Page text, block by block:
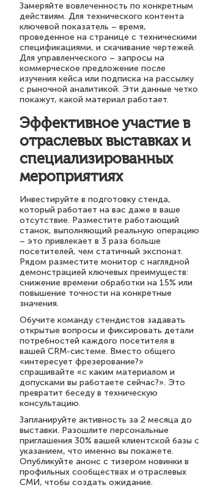
Замеряйте вовлеченность по конкретным
действиям. Для технического контента
ключевой показатель – время,
проведенное на странице с техническими
спецификациями, и скачивание чертежей.
Для управленческого – запросы на
коммерческое предложение после
изучения кейса или подписка на рассылку
с рыночной аналитикой. Эти данные четко
покажут, какой материал работает.
Эффективное участие в
отраслевых выставках и
специализированных
мероприятиях
Инвестируйте в подготовку стенда,
который работает на вас даже в ваше
отсутствие. Разместите работающий
станок, выполняющий реальную операцию
– это привлекает в 3 раза больше
посетителей, чем статичный экспонат.
Рядом разместите монитор с наглядной
демонстрацией ключевых преимуществ:
снижение времени обработки на 15% или
повышение точности на конкретные
значения.
Обучите команду стендистов задавать
открытые вопросы и фиксировать детали
потребностей каждого посетителя в
вашей CRM-системе. Вместо общего
«интересует фрезерование?»
спрашивайте «с каким материалом и
допусками вы работаете сейчас?». Это
превратит беседу в техническую
консультацию.
Запланируйте активность за 2 месяца до
выставки. Разошлите персональные
приглашения 30% вашей клиентской базы с
указанием, что именно вы покажете.
Опубликуйте анонс с тизером новинки в
профильных сообществах и отраслевых
СМИ, чтобы создать ожидание.